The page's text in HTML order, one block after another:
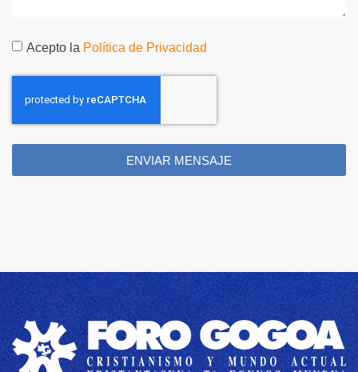
Acepto la Política de Privacidad
ENVIAR MENSAJE